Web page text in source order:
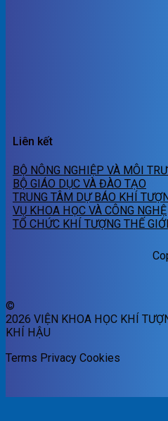
Liên kết
BỘ NÔNG NGHIỆP VÀ MÔI
BỘ GIÁO DỤC VÀ ĐÀO TẠO
TRUNG TÂM DỰ BÁO KHÍ
VỤ KHOA HỌC VÀ CÔNG NGHỆ
TỔ CHỨC KHÍ TƯỢNG THẾ GIỚI
©
2026 VIỆN KHOA HỌC KHÍ
KHÍ HẬU
Terms Privacy Cookies